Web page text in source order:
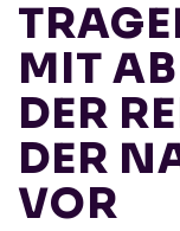
MIT
DER
DER
OR